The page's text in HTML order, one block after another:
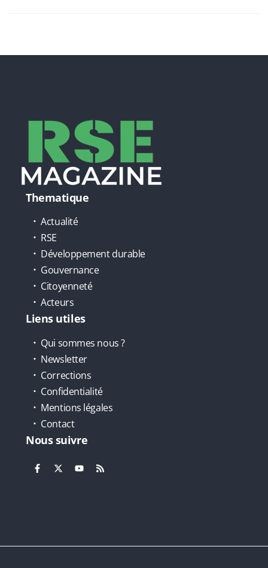
Thematique
Actualité
RSE
Développement durable
Gouvernance
Citoyenneté
Acteurs
Liens utiles
Qui sommes nous ?
Newsletter
Corrections
Confidentialité
Mentions légales
Contact
Nous suivre